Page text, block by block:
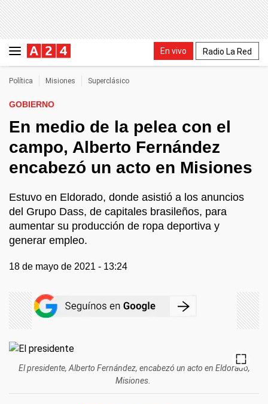
En vivo Radio La Red
Política Misiones Superclásico
GOBIERNO
En medio de la pelea con el
campo, Alberto Fernández
encabezó un acto en Misiones
Estuvo en Eldorado, donde asistió a los anuncios
del Grupo Dass, de capitales brasileños, para
aumentar su producción de ropa deportiva y
generar empleo.
18 de mayo de 2021 - 13:24
El presidente, Alberto Fernández, encabezó un acto en Eldorado,
Misiones.